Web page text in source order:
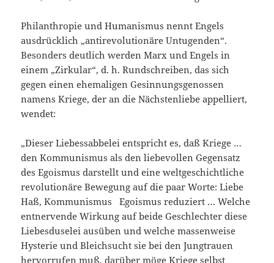
Philanthropie und Humanismus nennt Engels
ausdrücklich „antirevolutionäre Untugenden“.
Besonders deutlich werden Marx und Engels in
einem „Zirkular“, d. h. Rundschreiben, das sich
gegen einen ehemaligen Gesinnungsgenossen
namens Kriege, der an die Nächstenliebe appelliert,
wendet:
„Dieser Liebessabbelei entspricht es, daß Kriege …
den Kommunismus als den liebevollen Gegensatz
des Egoismus darstellt und eine weltgeschichtliche
revolutionäre Bewegung auf die paar Worte: Liebe
Haß, Kommunismus Egoismus reduziert … Welche
entnervende Wirkung auf beide Geschlechter diese
Liebesduselei ausüben und welche massenweise
Hysterie und Bleichsucht sie bei den Jungtrauen
hervorrufen muß, darüber möge Kriege selbst